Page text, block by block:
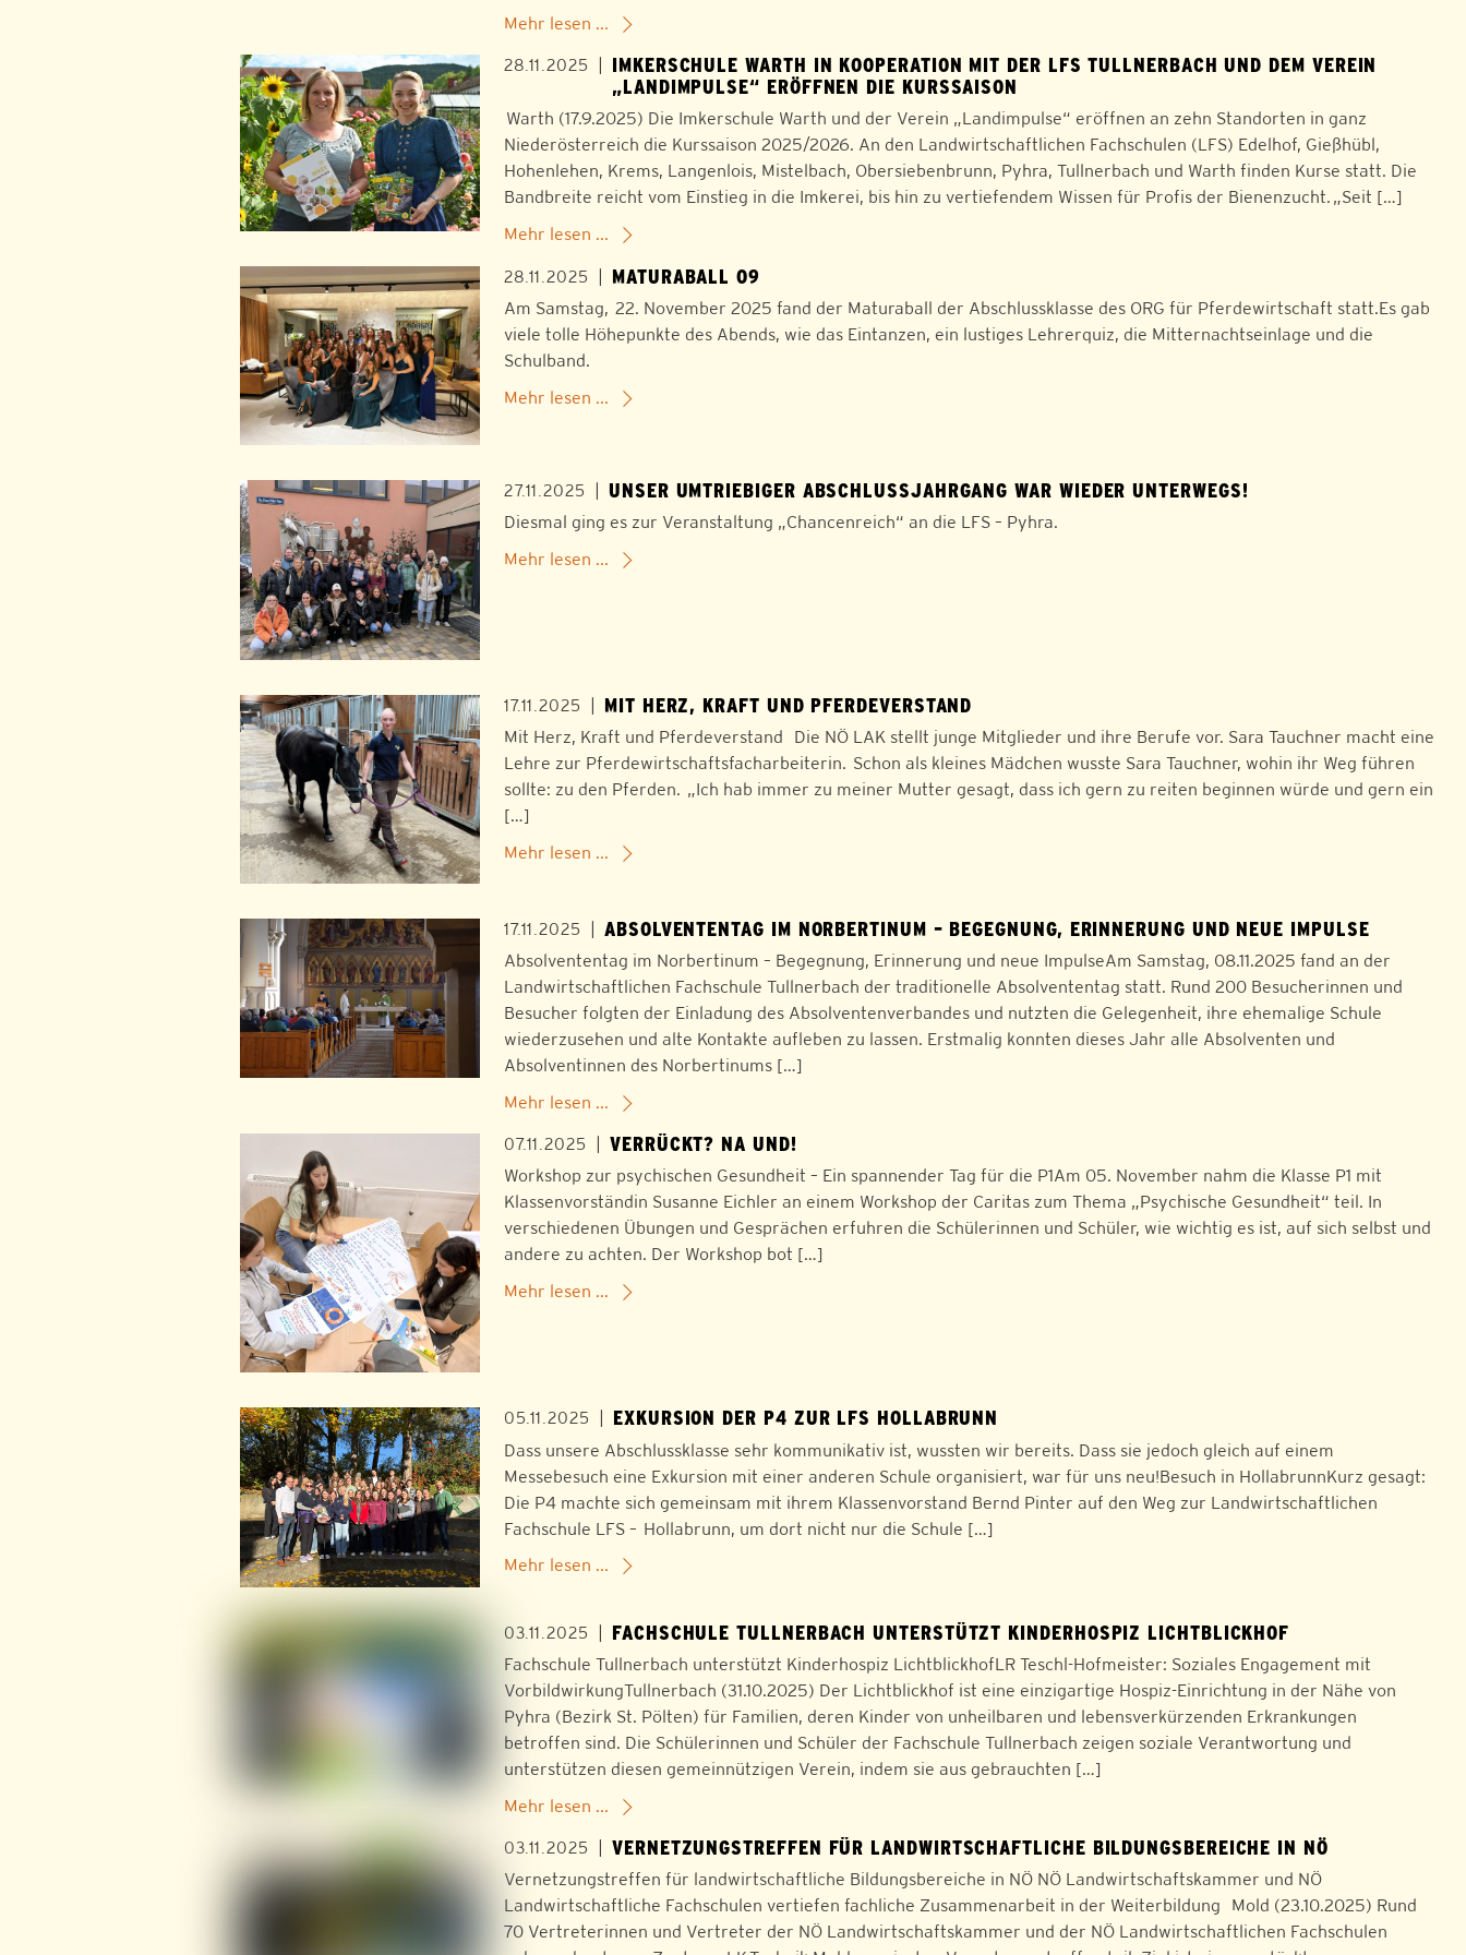
Mehr lesen ...
28.11.2025 | IMKERSCHULE WARTH IN KOOPERATION MIT DER LFS TULLNERBACH UND DEM VEREIN
„LANDIMPULSE“ ERÖFFNEN DIE KURSSAISON
Warth (17.9.2025) Die Imkerschule Warth und der Verein „Landimpulse“ eröffnen an zehn Standorten in ganz
Niederösterreich die Kurssaison 2025/2026. An den Landwirtschaftlichen Fachschulen (LFS) Edelhof, Gießhübl,
Hohenlehen, Krems, Langenlois, Mistelbach, Obersiebenbrunn, Pyhra, Tullnerbach und Warth finden Kurse statt. Die
Bandbreite reicht vom Einstieg in die Imkerei, bis hin zu vertiefendem Wissen für Profis der Bienenzucht. „Seit […]
Mehr lesen ...
28.11.2025 | MATURABALL O9
Am Samstag, 22. November 2025 fand der Maturaball der Abschlussklasse des ORG für Pferdewirtschaft statt.Es gab
viele tolle Höhepunkte des Abends, wie das Eintanzen, ein lustiges Lehrerquiz, die Mitternachtseinlage und die
Schulband.
Mehr lesen ...
27.11.2025 | UNSER UMTRIEBIGER ABSCHLUSSJAHRGANG WAR WIEDER UNTERWEGS!
Diesmal ging es zur Veranstaltung „Chancenreich“ an die LFS – Pyhra.
Mehr lesen ...
17.11.2025 | MIT HERZ, KRAFT UND PFERDEVERSTAND
Mit Herz, Kraft und Pferdeverstand Die NÖ LAK stellt junge Mitglieder und ihre Berufe vor. Sara Tauchner macht eine
Lehre zur Pferdewirtschaftsfacharbeiterin. Schon als kleines Mädchen wusste Sara Tauchner, wohin ihr Weg führen
sollte: zu den Pferden. „Ich hab immer zu meiner Mutter gesagt, dass ich gern zu reiten beginnen würde und gern ein
[…]
Mehr lesen ...
17.11.2025 | ABSOLVENTENTAG IM NORBERTINUM – BEGEGNUNG, ERINNERUNG UND NEUE IMPULSE
Absolvententag im Norbertinum – Begegnung, Erinnerung und neue ImpulseAm Samstag, 08.11.2025 fand an der
Landwirtschaftlichen Fachschule Tullnerbach der traditionelle Absolvententag statt. Rund 200 Besucherinnen und
Besucher folgten der Einladung des Absolventenverbandes und nutzten die Gelegenheit, ihre ehemalige Schule
wiederzusehen und alte Kontakte aufleben zu lassen. Erstmalig konnten dieses Jahr alle Absolventen und
Absolventinnen des Norbertinums […]
Mehr lesen ...
07.11.2025 | VERRÜCKT? NA UND!
Workshop zur psychischen Gesundheit – Ein spannender Tag für die P1Am 05. November nahm die Klasse P1 mit
Klassenvorständin Susanne Eichler an einem Workshop der Caritas zum Thema „Psychische Gesundheit“ teil. In
verschiedenen Übungen und Gesprächen erfuhren die Schülerinnen und Schüler, wie wichtig es ist, auf sich selbst und
andere zu achten. Der Workshop bot […]
Mehr lesen ...
05.11.2025 EXKURSION DER P4 ZUR LFS HOLLABRUNN
Dass unsere Abschlussklasse sehr kommunikativ ist, wussten wir bereits. Dass sie jedoch gleich auf einem
Messebesuch eine Exkursion mit einer anderen Schule organisiert, war für uns neu!Besuch in HollabrunnKurz gesagt:
Die P4 machte sich gemeinsam mit ihrem Klassenvorstand Bernd Pinter auf den Weg zur Landwirtschaftlichen
Fachschule LFS – Hollabrunn, um dort nicht nur die Schule […]
Mehr lesen ...
03.11.2025 | FACHSCHULE TULLNERBACH UNTERSTÜTZT KINDERHOSPIZ LICHTBLICKHOF
Fachschule Tullnerbach unterstützt Kinderhospiz LichtblickhofLR Teschl-Hofmeister: Soziales Engagement mit
VorbildwirkungTullnerbach (31.10.2025) Der Lichtblickhof ist eine einzigartige Hospiz-Einrichtung in der Nähe von
Pyhra (Bezirk St. Pölten) für Familien, deren Kinder von unheilbaren und lebensverkürzenden Erkrankungen
betroffen sind. Die Schülerinnen und Schüler der Fachschule Tullnerbach zeigen soziale Verantwortung und
unterstützen diesen gemeinnützigen Verein, indem sie aus gebrauchten […]
Mehr lesen ...
03.11.2025 | VERNETZUNGSTREFFEN FÜR LANDWIRTSCHAFTLICHE BILDUNGSBEREICHE IN NÖ
Vernetzungstreffen für landwirtschaftliche Bildungsbereiche in NÖ NÖ Landwirtschaftskammer und NÖ
Landwirtschaftliche Fachschulen vertiefen fachliche Zusammenarbeit in der Weiterbildung Mold (23.10.2025) Rund
70 Vertreterinnen und Vertreter der NÖ Landwirtschaftskammer und der NÖ Landwirtschaftlichen Fachschulen